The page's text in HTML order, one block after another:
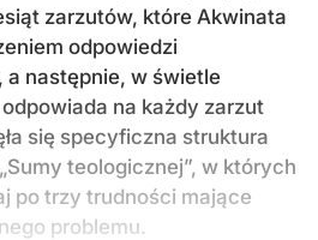
zarzutów, które Akwinata
odpowiedzi
a następnie, w świetle
na każdy zarzut
się specyficzna struktura
teologicznej”, w których
po trzy trudności mające
problemu.